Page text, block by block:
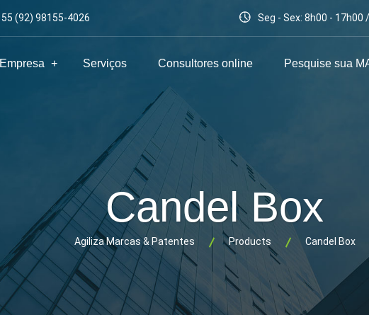
55 (92) 98155-4026 Seg - Sex: 8h00 -
Empresa Serviços Consultores online Pesquise sua
Candel Box
Agiliza Marcas & Patentes Products Candel Box